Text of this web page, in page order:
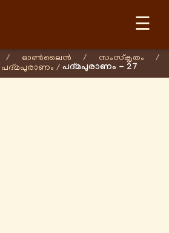
☰
/ ഓണ്‍ലൈന്‍ / സംസ്കൃതം
/
പദ്മപുരാണം / പദ്മപുരാണം - 27